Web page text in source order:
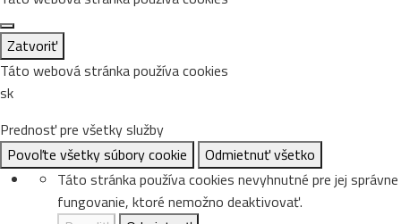
Zatvoriť
Táto webová stránka používa cookies
sk
Prednosť pre všetky služby
Povoľte všetky súbory cookie
Odmietnuť všetko
Táto stránka používa cookies nevyhnutné pre jej správne
fungovanie, ktoré nemožno deaktivovať.